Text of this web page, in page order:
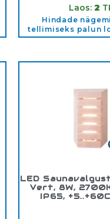
Laos:2
Hindade
tellimiseks palun
LED
Vert, 8W,
IP65,